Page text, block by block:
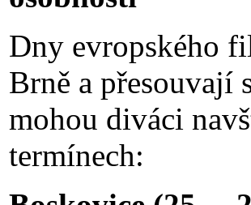
Dny evropského
Brně a přesouvají
mohou diváci
termínech: